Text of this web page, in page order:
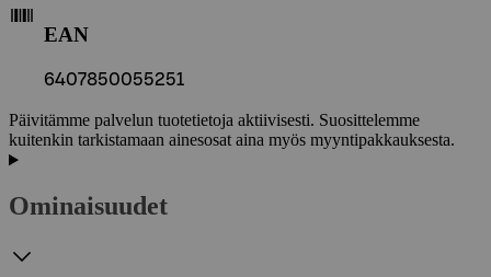
EAN
6407850055251
Päivitämme palvelun tuotetietoja aktiivisesti. Suosittelemme
kuitenkin tarkistamaan ainesosat aina myös myyntipakkauksesta.
Ominaisuudet